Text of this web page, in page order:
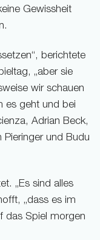
Gewissheit
berichtete
„aber sie
wir schauen
es geht und bei
Adrian Beck,
Pieringer und Budu
„Es sind alles
„dass es im
das Spiel morgen